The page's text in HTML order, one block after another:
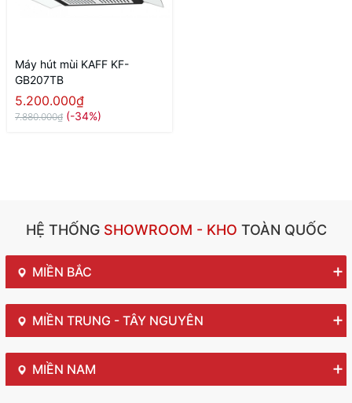
Máy hút mùi KAFF KF-
GB207TB
5.200.000₫
7.880.000₫ (-34%)
HỆ THỐNGSHOWROOM - KHO TOÀN QUỐC
MIỀN BẮC
MIỀN TRUNG - TÂY NGUYÊN
MIỀN NAM